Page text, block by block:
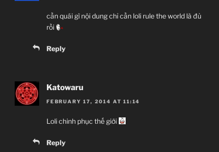
cần quái gì nội dung chỉ cần loli rule the world là đủ
rồi
Reply
Katowaru
FEBRUARY 17, 2014 AT 11:14
Loli chinh phục thế giới
Reply